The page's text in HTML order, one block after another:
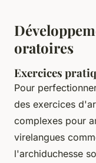
oratoires
Exercices
Pour
des exercices
complexes pour
virelangues
l'archiduchesse